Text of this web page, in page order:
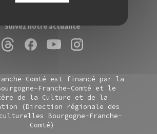
Suivez notre actualité
Comté est financé par la
Franche-Comté et le
de la Culture et de la
(Direction régionale des
Bourgogne-Franche-
Comté)